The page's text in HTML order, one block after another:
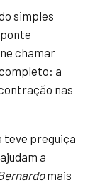
simples
chamar
a
nas
teve preguiça
a
mais